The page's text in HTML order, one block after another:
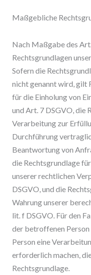
Maßgebliche
Nach Maßgabe des
Rechtsgrundlagen
Sofern die
nicht genannt wird, gilt
für die Einholung von
und Art. 7 DSGVO, die
Verarbeitung zur
Durchführung
Beantwortung von
die Rechtsgrundlage
unserer rechtlichen
DSGVO, und die
Wahrung unserer
lit. f DSGVO. Für den
der betroffenen Person
Person eine
erforderlich machen,
Rechtsgrundlage.